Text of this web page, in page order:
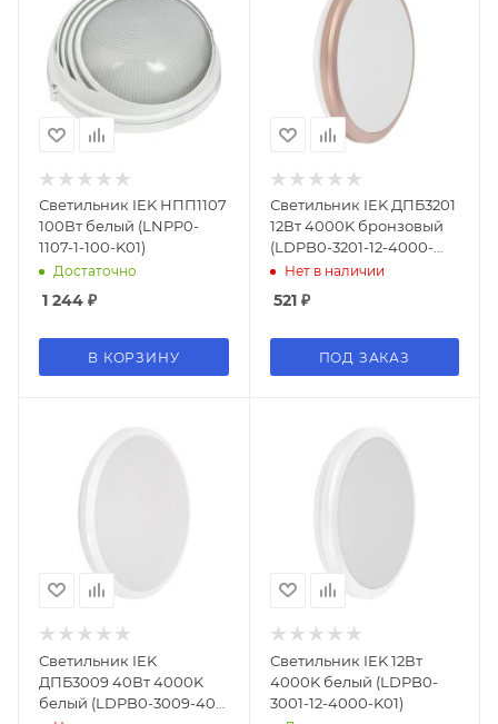
Светильник IEK НПП1107
100Вт белый (LNPP0-
1107-1-100-K01)
Достаточно
1 244 ₽
В КОРЗИНУ
Светильник IEK ДПБ3201
12Вт 4000K бронзовый
(LDPB0-3201-12-4000-
K01)Нет в наличии
521₽
ПОД ЗАКАЗ
Светильник IEK
ДПБ3009 40Вт 4000K
белый (LDPB0-3009-40-
Светильник IEK 12Вт
4000K белый (LDPB0-
3001-12-4000-K01)